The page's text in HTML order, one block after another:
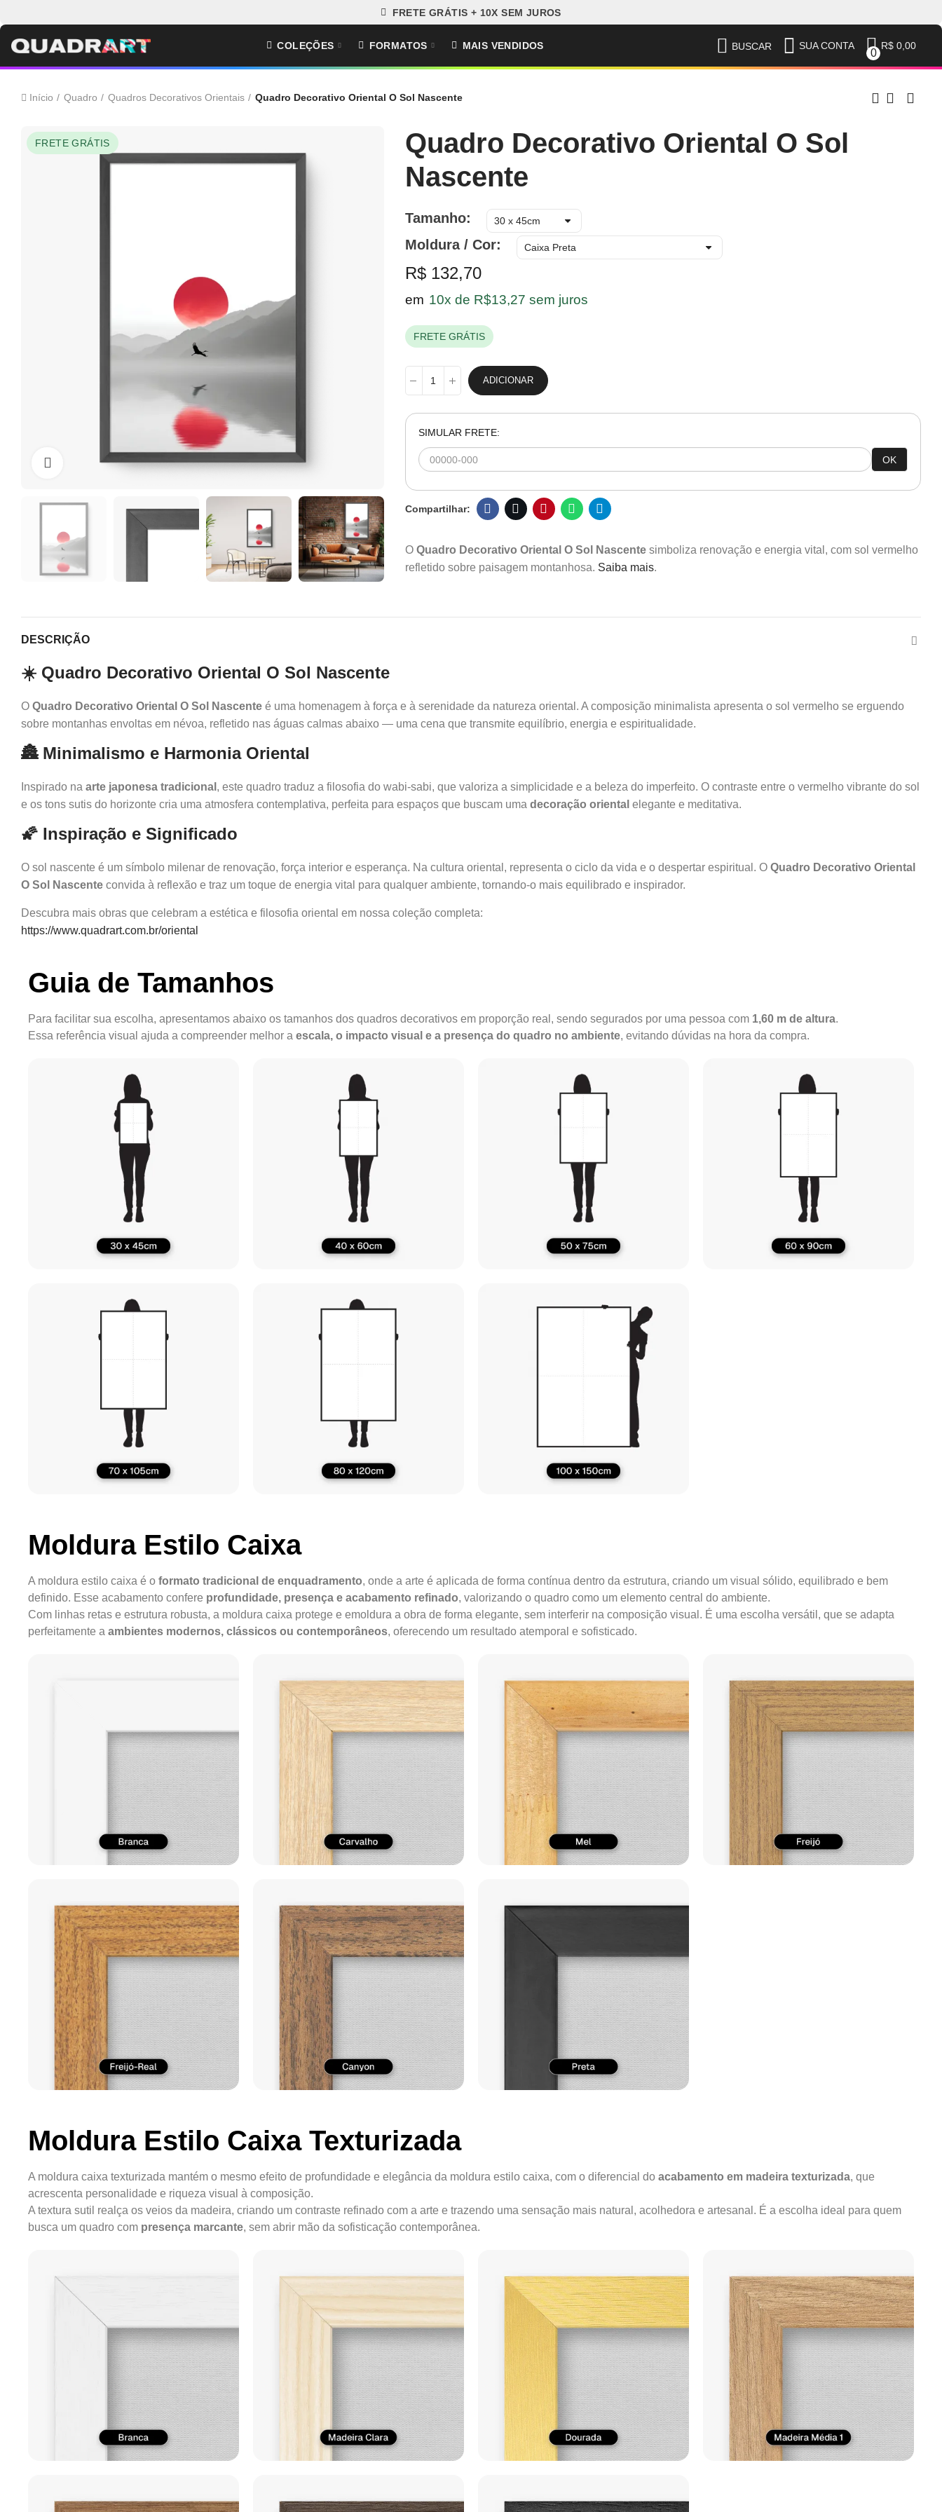
FRETE GRÁTIS + 10X SEM JUROS
COLEÇÕES FORMATOS MAIS VENDIDOS BUSCAR SUA CONTA
0
R$ 0,00
Início Quadro Quadros Decorativos Orientais Quadro Decorativo Oriental O Sol Nascente
FRETE GRÁTIS
Clique para ampliar
Quadro Decorativo Oriental O Sol
Nascente
Tamanho
Moldura / Cor
R$ 132,70
em 10x de R$13,27 sem juros
FRETE GRÁTIS
ADICIONAR
SIMULAR FRETE:
OK
O Quadro Decorativo Oriental O Sol Nascentesimboliza renovação e energia vital, com sol vermelho
refletido sobre paisagem montanhosa. Saiba mais.
DESCRIÇÃO
☀️ Quadro Decorativo Oriental O Sol Nascente
O Quadro Decorativo Oriental O Sol Nascente é uma homenagem à força e à serenidade da natureza oriental. A composição minimalista apresenta o sol vermelho se erguendo
sobre montanhas envoltas em névoa, refletido nas águas calmas abaixo — uma cena que transmite equilíbrio, energia e espiritualidade.
🏯 Minimalismo e Harmonia Oriental
Inspirado na arte japonesa tradicional , este quadro traduz a filosofia do wabi-sabi, que valoriza a simplicidade e a beleza do imperfeito. O contraste entre o vermelho vibrante do sol
e os tons sutis do horizonte cria uma atmosfera contemplativa, perfeita para espaços que buscam uma decoração oriental elegante e meditativa.
🌠 Inspiração e Significado
O sol nascente é um símbolo milenar de renovação, força interior e esperança. Na cultura oriental, representa o ciclo da vida e o despertar espiritual. O Quadro Decorativo Oriental
O Sol Nascente convida à reflexão e traz um toque de energia vital para qualquer ambiente, tornando-o mais equilibrado e inspirador.
Descubra mais obras que celebram a estética e filosofia oriental em nossa coleção completa:
https://www.quadrart.com.br/oriental
Guia de Tamanhos
Para facilitar sua escolha, apresentamos abaixo os tamanhos dos quadros decorativos em proporção real, sendo segurados por uma pessoa com 1,60 m de altura.
Essa referência visual ajuda a compreender melhor a escala, o impacto visual e a presença do quadro no ambiente, evitando dúvidas na hora da compra.
Moldura Estilo Caixa
A moldura estilo caixa é o formato tradicional de enquadramento, onde a arte é aplicada de forma contínua dentro da estrutura, criando um visual sólido, equilibrado e bem
definido. Esse acabamento confere profundidade, presença e acabamento refinado, valorizando o quadro como um elemento central do ambiente.
Com linhas retas e estrutura robusta, a moldura caixa protege e emoldura a obra de forma elegante, sem interferir na composição visual. É uma escolha versátil, que se adapta
perfeitamente a ambientes modernos, clássicos ou contemporâneos, oferecendo um resultado atemporal e sofisticado.
Moldura Estilo Caixa Texturizada
A moldura caixa texturizada mantém o mesmo efeito de profundidade e elegância da moldura estilo caixa, com o diferencial do acabamento em madeira texturizada, que
acrescenta personalidade e riqueza visual à composição.
A textura sutil realça os veios da madeira, criando um contraste refinado com a arte e trazendo uma sensação mais natural, acolhedora e artesanal. É a escolha ideal para quem
busca um quadro com presença marcante, sem abrir mão da sofisticação contemporânea.